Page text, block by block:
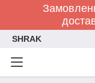
SHRAK